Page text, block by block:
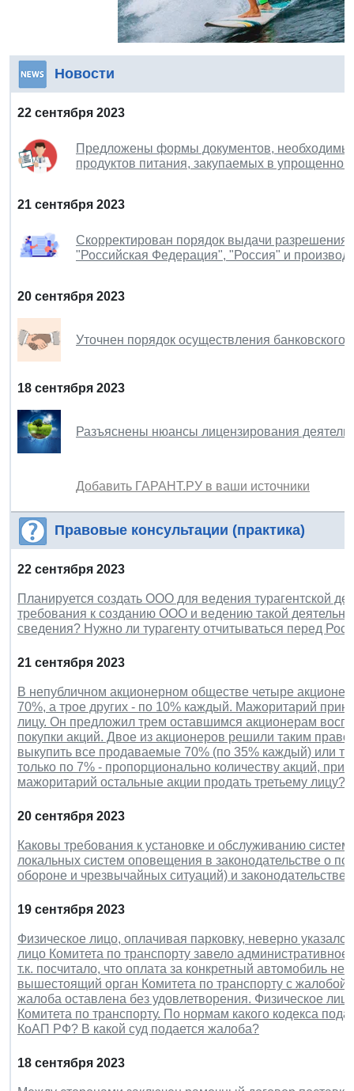
Новости
22 сентября 2023
Предложены формы документов,
продуктов питания, закупаемых в
21 сентября 2023
Скорректирован порядок выдачи
"Российская Федерация", "Россия" и
20 сентября 2023
Уточнен порядок осуществления банковского
18 сентября 2023
Разъяснены нюансы лицензирования
Добавить ГАРАНТ.РУ в ваши источники
Правовые консультации (практика)
22 сентября 2023
Планируется создать ООО для ведения турагентской
требования к созданию ООО и ведению такой
сведения? Нужно ли турагенту отчитываться перед
21 сентября 2023
В непубличном акционерном обществе четыре
70%, а трое других - по 10% каждый. Мажоритарий
лицу. Он предложил трем оставшимся акционерам
покупки акций. Двое из акционеров решили таким
выкупить все продаваемые 70% (по 35% каждый) или
только по 7% - пропорционально количеству акций,
мажоритарий остальные акции продать третьему лицу?
20 сентября 2023
Каковы требования к установке и обслуживанию
локальных систем оповещения в законодательстве о
обороне и чрезвычайных ситуаций) и законодательстве
19 сентября 2023
Физическое лицо, оплачивая парковку, неверно
лицо Комитета по транспорту завело
т.к. посчитало, что оплата за конкретный автомобиль
вышестоящий орган Комитета по транспорту с
жалоба оставлена без удовлетворения. Физическое
Комитета по транспорту. По нормам какого кодекса
КоАП РФ? В какой суд подается жалоба?
18 сентября 2023